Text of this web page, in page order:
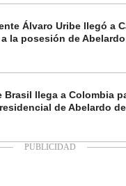
Álvaro Uribe llegó a
la posesión de
Brasil llega a Colombia
de Abelardo